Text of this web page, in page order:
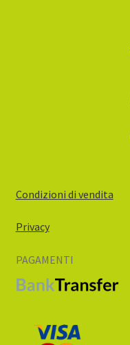
Condizioni di vendita
Privacy
PAGAMENTI